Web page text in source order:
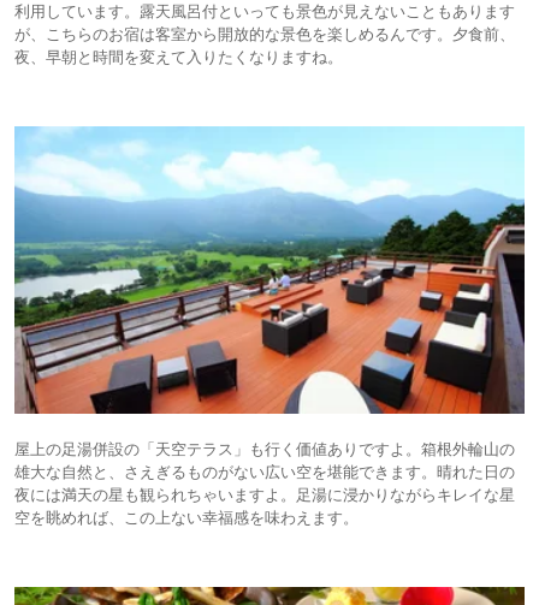
利用しています。露天風呂付といっても景色が見えないこともあります
が、こちらのお宿は客室から開放的な景色を楽しめるんです。夕食前、
夜、早朝と時間を変えて入りたくなりますね。
屋上の足湯併設の「天空テラス」も行く価値ありですよ。箱根外輪山の
雄大な自然と、さえぎるものがない広い空を堪能できます。晴れた日の
夜には満天の星も観られちゃいますよ。足湯に浸かりながらキレイな星
空を眺めれば、この上ない幸福感を味わえます。